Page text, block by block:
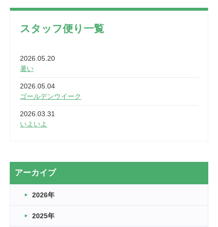
スタッフ便り一覧
2026.05.20
暑い
2026.05.04
ゴールデンウイーク
2026.03.31
いよいよ
2026.03.20
なぎなた
2026.03.16
アーカイブ
2026年
2025年